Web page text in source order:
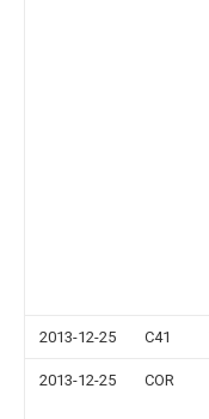
2013-12-25 C41
2013-12-25 COR